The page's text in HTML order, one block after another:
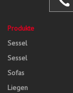
Produkte
Sessel
Sessel
Sofas
Liegen